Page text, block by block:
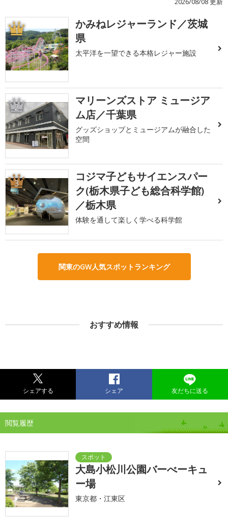
1
かみねレジャーランド／茨城
県
太平洋を一望できる本格レジャー施設
2
マリーンズストア ミュージア
ム店／千葉県
グッズショップとミュージアムが融合した
空間
3
コジマ子どもサイエンスパー
ク(栃木県子ども総合科学館)
／栃木県
体験を通して楽しく学べる科学館
関東のGW人気スポットランキング
おすすめ情報
シェアする シェア 友だちに送る
閲覧履歴
大島小松川公園バーべーキュ
ー場
東京都・江東区